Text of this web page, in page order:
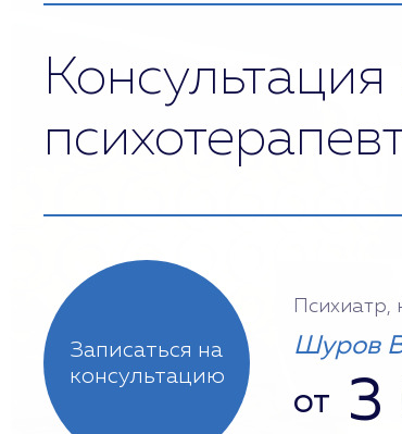
Консультация
Записаться на
консультацию
Психиатр,
Шуров
от 3